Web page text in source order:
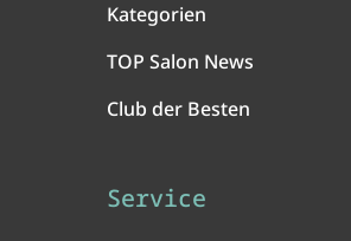
Kategorien
TOP Salon News
Club der Besten
Service